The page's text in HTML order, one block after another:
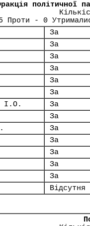
політичної
Проти - 0
За
За
За
За
За
За
І.О.
За
За
За
За
За
За
За
Відсутня